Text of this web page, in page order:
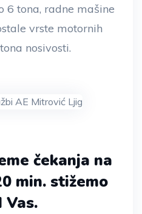
6 tona, radne mašine
vrste motornih
nosivosti.
čekanja na
min. stižemo
Vas.